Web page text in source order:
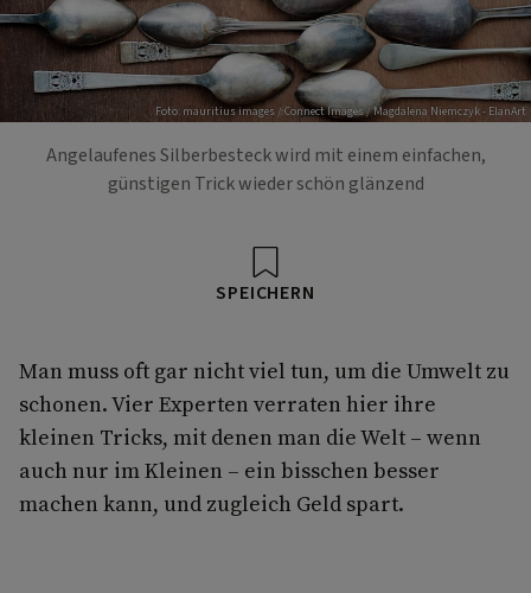
Foto: mauritius images / Connect Images / Magdalena Niemczyk - ElanArt
Angelaufenes Silberbesteck wird mit einem einfachen,
günstigen Trick wieder schön glänzend
SPEICHERN
Man muss oft gar nicht viel tun, um die Umwelt zu
schonen. Vier Experten verraten hier ihre
kleinen Tricks, mit denen man die Welt – wenn
auch nur im Kleinen – ein bisschen besser
machen kann, und zugleich Geld spart.